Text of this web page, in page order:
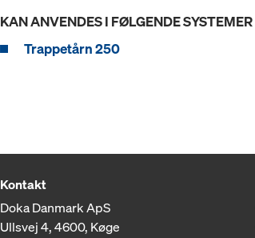
KAN ANVENDES I FØLGENDE SYSTEMER
Trappetårn 250
Kontakt
Doka Danmark ApS
Ullsvej 4, 4600, Køge